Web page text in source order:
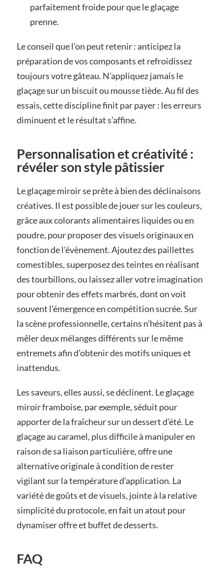
parfaitement froide pour que le glaçage
prenne.
Le conseil que l’on peut retenir : anticipez la
préparation de vos composants et refroidissez
toujours votre gâteau. N’appliquez jamais le
glaçage sur un biscuit ou mousse tiède. Au fil des
essais, cette discipline finit par payer : les erreurs
diminuent et le résultat s’affine.
Personnalisation et créativité :
révéler son style pâtissier
Le glaçage miroir se prête à bien des déclinaisons
créatives. Il est possible de jouer sur les couleurs,
grâce aux colorants alimentaires liquides ou en
poudre, pour proposer des visuels originaux en
fonction de l’évènement. Ajoutez des paillettes
comestibles, superposez des teintes en réalisant
des tourbillons, ou laissez aller votre imagination
pour obtenir des effets marbrés, dont on voit
souvent l’émergence en compétition sucrée. Sur
la scène professionnelle, certains n’hésitent pas à
mêler deux mélanges différents sur le même
entremets afin d’obtenir des motifs uniques et
inattendus.
Les saveurs, elles aussi, se déclinent. Le glaçage
miroir framboise, par exemple, séduit pour
apporter de la fraîcheur sur un dessert d’été. Le
glaçage au caramel, plus difficile à manipuler en
raison de sa liaison particulière, offre une
alternative originale à condition de rester
vigilant sur la température d’application. La
variété de goûts et de visuels, jointe à la relative
simplicité du protocole, en fait un atout pour
dynamiser offre et buffet de desserts.
FAQ